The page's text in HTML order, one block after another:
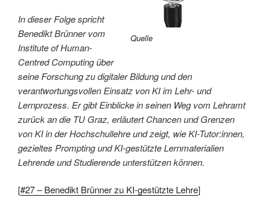
Quelle
In dieser Folge spricht
Benedikt Brünner vom
Institute of Human-
Centred Computing über
seine Forschung zu digitaler Bildung und den
verantwortungsvollen Einsatz von KI im Lehr- und
Lernprozess. Er gibt Einblicke in seinen Weg vom Lehramt
zurück an die TU Graz, erläutert Chancen und Grenzen
von KI in der Hochschullehre und zeigt, wie KI-Tutor:innen,
gezieltes Prompting und KI-gestützte Lernmaterialien
Lehrende und Studierende unterstützen können.
[#27 – Benedikt Brünner zu KI-gestützte Lehre]